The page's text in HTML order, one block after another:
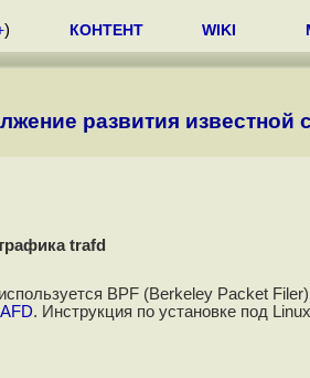
) КОНТЕНТ WIKI
развития известной
trafd
BPF (Berkeley Packet
. Инструкция по установке под Linux